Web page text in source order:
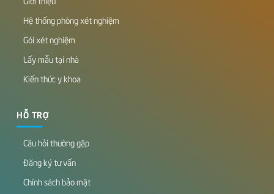
Câu hỏi thường gặp
Đăng ký tư vấn
Chính sách bảo mật
Điều khoản sử dụng
Liên hệ
THÔNG TIN LIÊN HỆ
info@tasscare.com